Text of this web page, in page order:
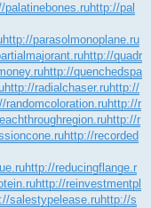
palatinebones.ruhttp://pal
http://parasolmonoplane.ru
http://quadr
http://quenchedspa
http://radialchaser.ruhttp://
randomcoloration.ruhttp://r
http://r
http://recorded
http://reducingflange.r
http://reinvestmentpl
salestypelease.ruhttp://s